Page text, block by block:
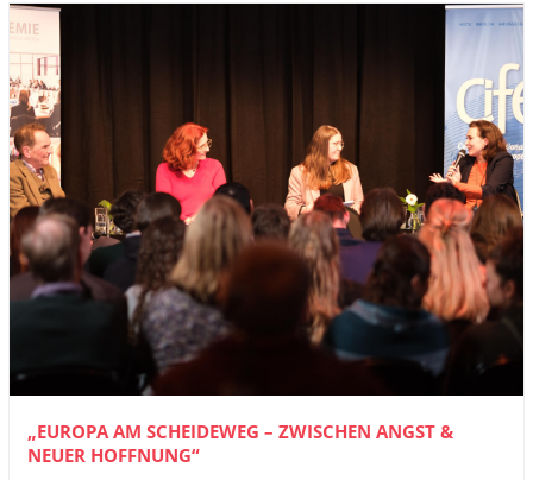
„EUROPA AM SCHEIDEWEG – ZWISCHEN ANGST &
NEUER HOFFNUNG“